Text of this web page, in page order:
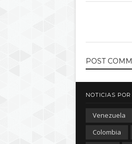
POST
NOTICIAS
Venezuela
Colombia